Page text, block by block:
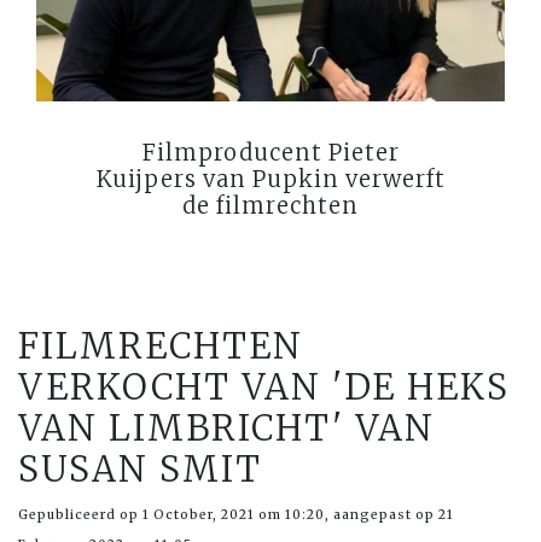
Filmproducent Pieter
Kuijpers van Pupkin verwerft
de filmrechten
FILMRECHTEN
VERKOCHT VAN 'DE HEKS
VAN LIMBRICHT' VAN
SUSAN SMIT
Gepubliceerd op 1 October, 2021 om 10:20, aangepast op 21